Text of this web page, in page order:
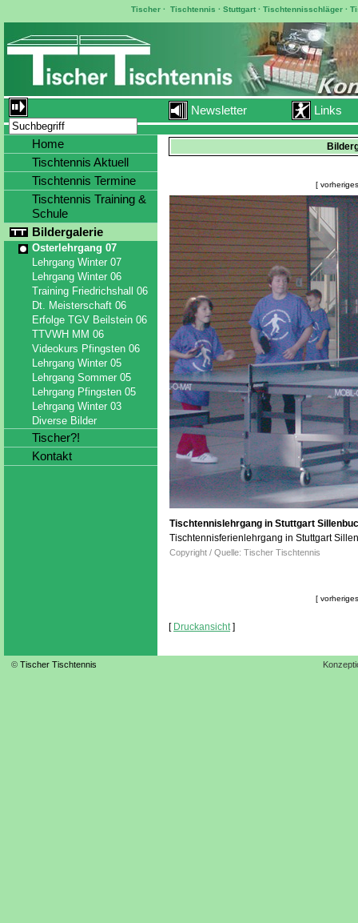
Tischer ·Tischtennis ·Stuttgart ·Tischtennisschläger ·
Newsletter Links
[
Tischtennislehrgang in Stuttgart
Tischtennisferienlehrgang in Stuttgart
Copyright / Quelle: Tischer Tischtennis
[
[ Druckansicht]
Home
Tischtennis Aktuell
Tischtennis Termine
Tischtennis Training &
Schule
Bildergalerie
Osterlehrgang 07
Lehrgang Winter 07
Lehrgang Winter 06
Training Friedrichshall 06
Dt. Meisterschaft 06
Erfolge TGV Beilstein 06
TTVWH MM 06
Videokurs Pfingsten 06
Lehrgang Winter 05
Lehrgang Sommer 05
Lehrgang Pfingsten 05
Lehrgang Winter 03
Diverse Bilder
Tischer?!
Kontakt
© Tischer Tischtennis